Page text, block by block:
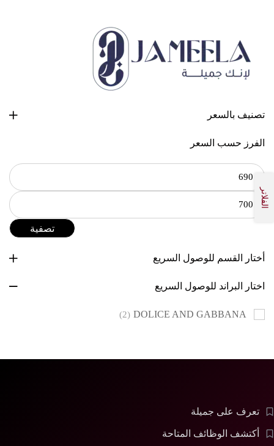
تصنيف بالسعر
الفرز حسب السعر
تصفية
أختار القسم للوصول السريع
اختار البراند للوصول السريع
DOLICE AND GABBANA
(2)
الفلاتر
تعرف على جميلة
أكتشف الوظائف المتاحة